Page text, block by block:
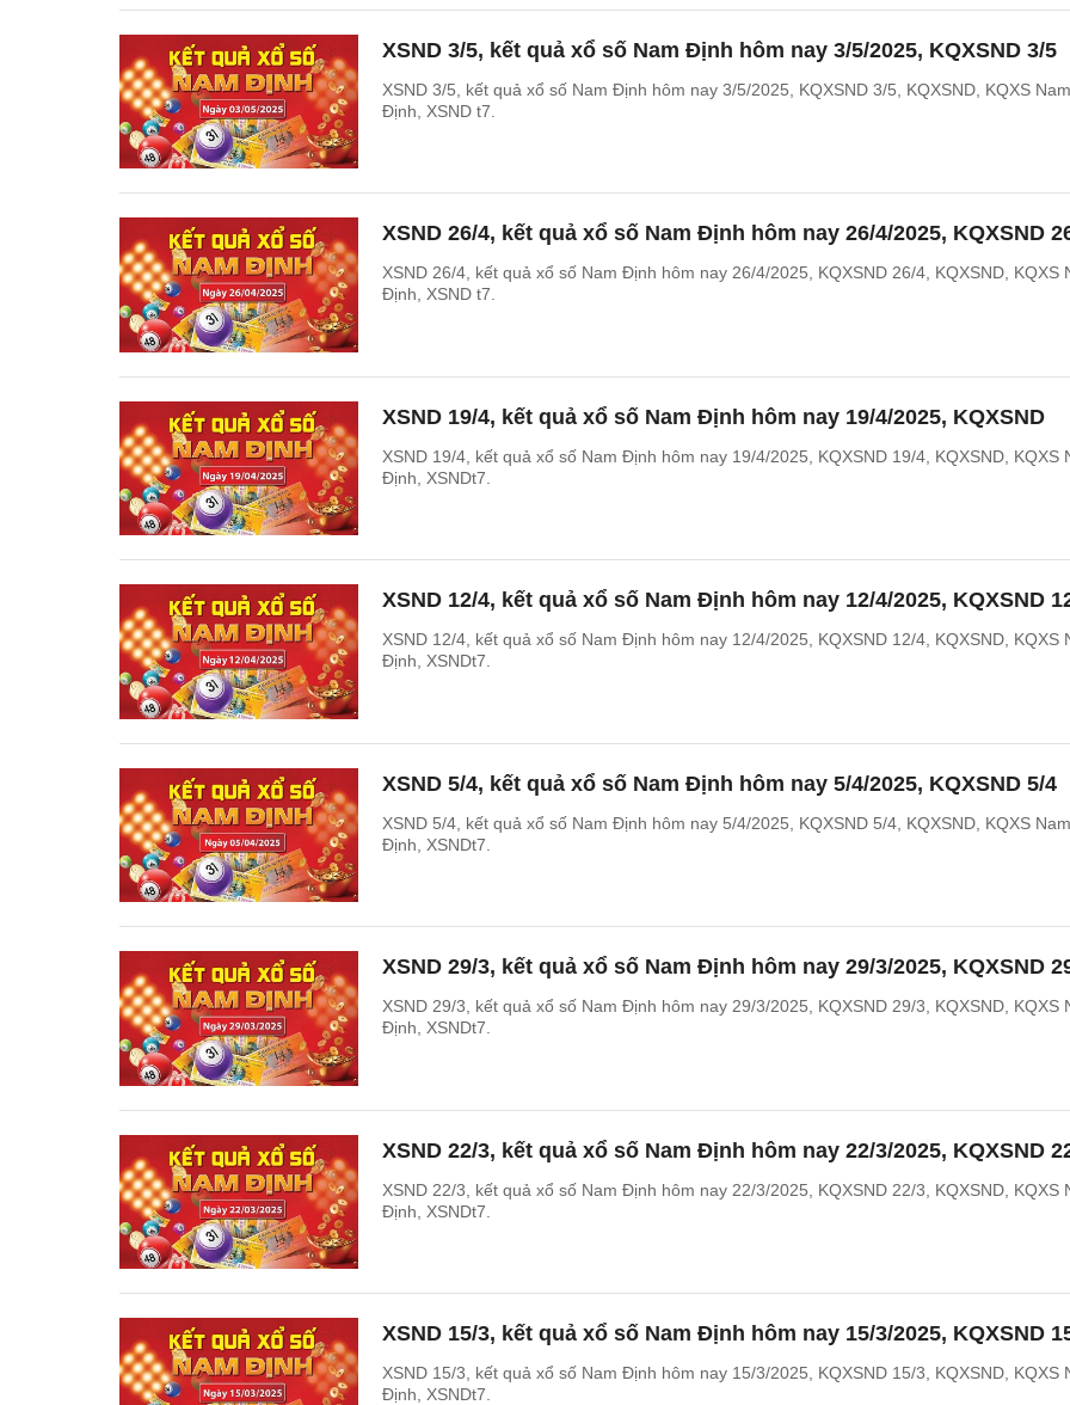
XSND 3/5, kết quả xổ số Nam Định hôm nay 3/5/2025, KQXSND 3/5
XSND 3/5, kết quả xổ số Nam Định hôm nay 3/5/2025, KQXSND 3/5, KQXSND, KQXS Nam
Định, XSND t7.
XSND 26/4, kết quả xổ số Nam Định hôm nay 26/4/2025, KQXSND
XSND 26/4, kết quả xổ số Nam Định hôm nay 26/4/2025, KQXSND 26/4, KQXSND, KQXS
Định, XSND t7.
XSND 19/4, kết quả xổ số Nam Định hôm nay 19/4/2025, KQXSND
XSND 19/4, kết quả xổ số Nam Định hôm nay 19/4/2025, KQXSND 19/4, KQXSND, KQXS
Định, XSNDt7.
XSND 12/4, kết quả xổ số Nam Định hôm nay 12/4/2025, KQXSND
XSND 12/4, kết quả xổ số Nam Định hôm nay 12/4/2025, KQXSND 12/4, KQXSND, KQXS
Định, XSNDt7.
XSND 5/4, kết quả xổ số Nam Định hôm nay 5/4/2025, KQXSND 5/4
XSND 5/4, kết quả xổ số Nam Định hôm nay 5/4/2025, KQXSND 5/4, KQXSND, KQXS Nam
Định, XSNDt7.
XSND 29/3, kết quả xổ số Nam Định hôm nay 29/3/2025, KQXSND
XSND 29/3, kết quả xổ số Nam Định hôm nay 29/3/2025, KQXSND 29/3, KQXSND, KQXS
Định, XSNDt7.
XSND 22/3, kết quả xổ số Nam Định hôm nay 22/3/2025, KQXSND
XSND 22/3, kết quả xổ số Nam Định hôm nay 22/3/2025, KQXSND 22/3, KQXSND, KQXS
Định, XSNDt7.
XSND 15/3, kết quả xổ số Nam Định hôm nay 15/3/2025, KQXSND
XSND 15/3, kết quả xổ số Nam Định hôm nay 15/3/2025, KQXSND 15/3, KQXSND, KQXS
Định, XSNDt7.